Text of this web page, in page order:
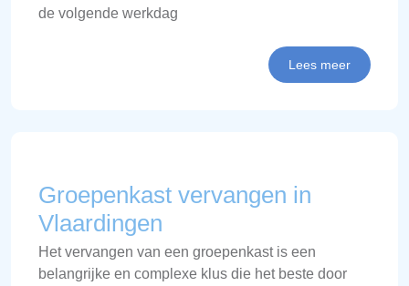
de volgende werkdag
Lees meer
Groepenkast vervangen in
Vlaardingen
Het vervangen van een groepenkast is een
belangrijke en complexe klus die het beste door